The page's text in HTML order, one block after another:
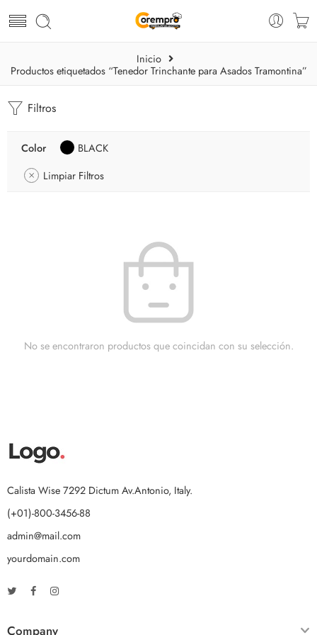
Inicio
Productos etiquetados “Tenedor Trinchante para Asados Tramontina”
Filtros
Color
BLACK
Limpiar Filtros
No se encontraron productos que coincidan con su selección.
Calista Wise 7292 Dictum Av.Antonio, Italy.
(+01)-800-3456-88
admin@mail.com
yourdomain.com
Company